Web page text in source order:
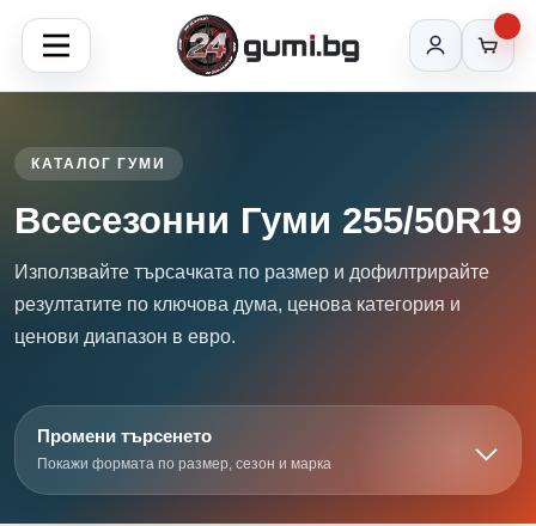
КАТАЛОГ ГУМИ
Всесезонни Гуми 255/50R19
Използвайте търсачката по размер и дофилтрирайте
резултатите по ключова дума, ценова категория и
ценови диапазон в евро.
Промени търсенето
Покажи формата по размер, сезон и марка